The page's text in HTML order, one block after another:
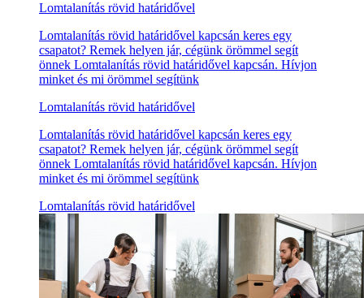
Lomtalanítás rövid határidővel
Lomtalanítás rövid határidővel kapcsán keres egy
csapatot? Remek helyen jár, cégünk örömmel segít
önnek Lomtalanítás rövid határidővel kapcsán. Hívjon
minket és mi örömmel segítünk
Lomtalanítás rövid határidővel
Lomtalanítás rövid határidővel kapcsán keres egy
csapatot? Remek helyen jár, cégünk örömmel segít
önnek Lomtalanítás rövid határidővel kapcsán. Hívjon
minket és mi örömmel segítünk
Lomtalanítás rövid határidővel